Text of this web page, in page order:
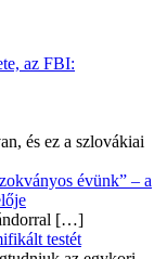
az FBI:
és ez a szlovákiai
évünk” – a
[…]
testét